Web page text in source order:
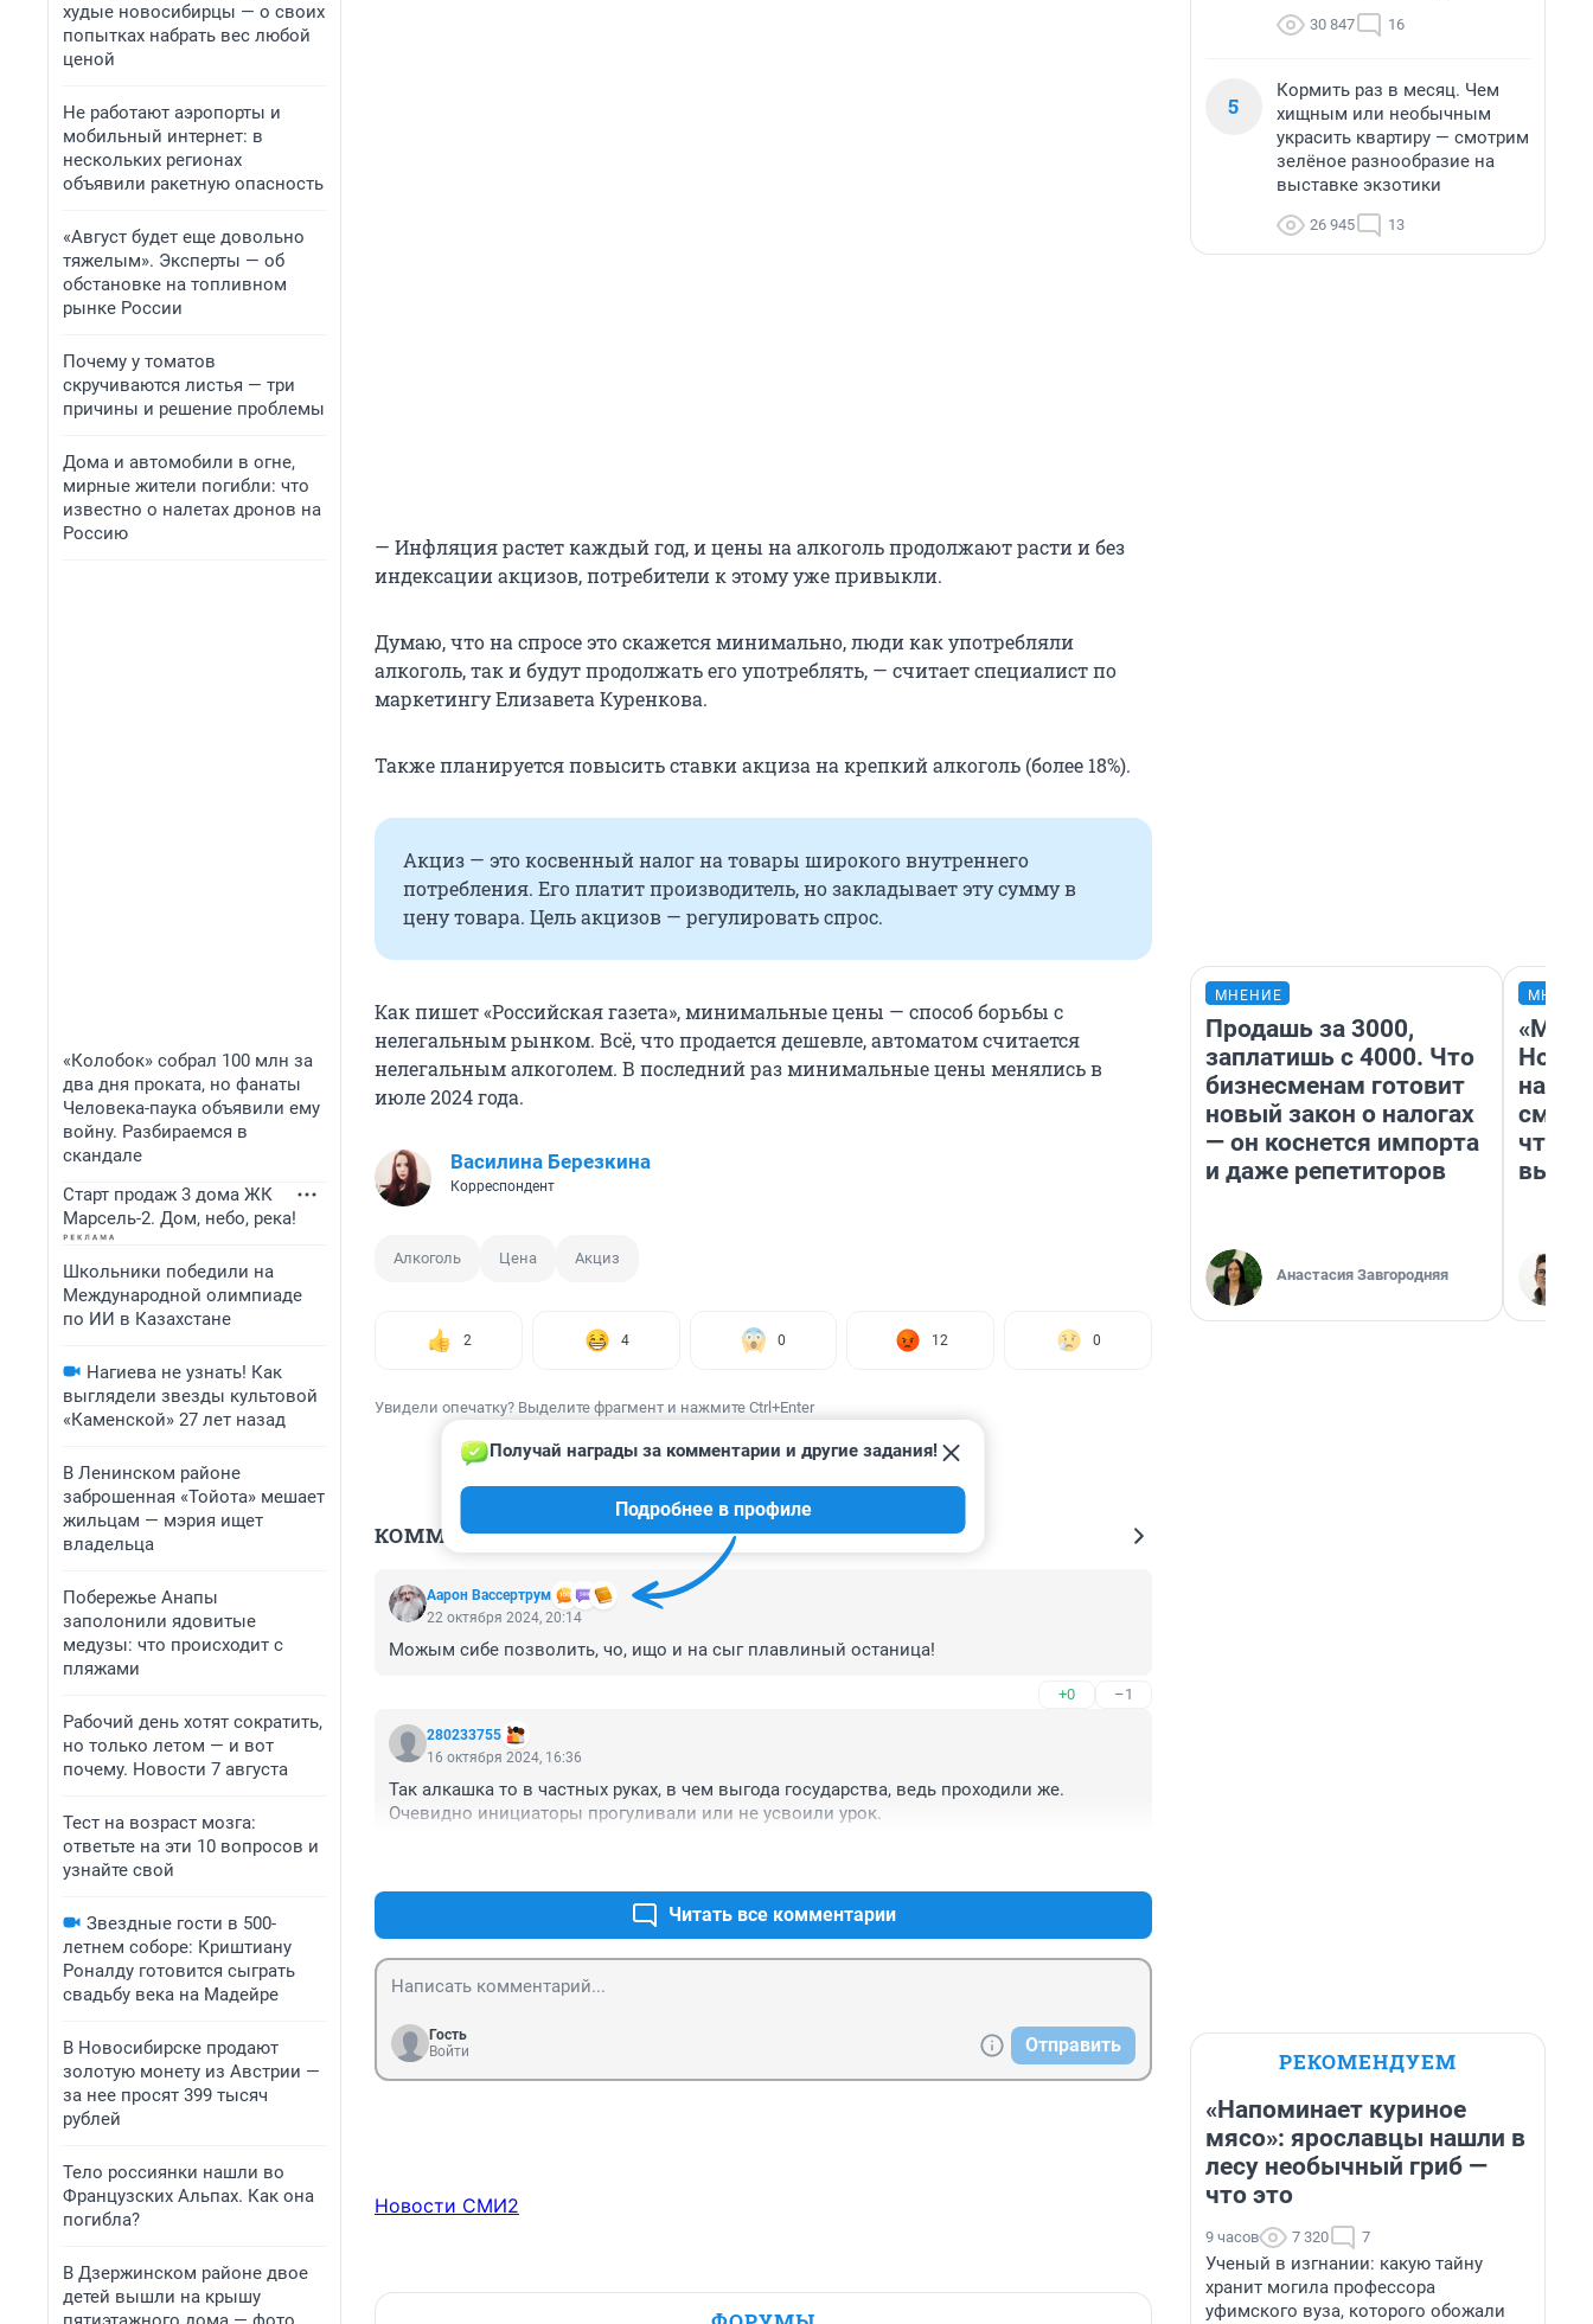
худые новосибирцы — о своих
попытках набрать вес любой
ценой
Не работают аэропорты и
мобильный интернет: в
нескольких регионах
объявили ракетную опасность
«Август будет еще довольно
тяжелым». Эксперты — об
обстановке на топливном
рынке России
Почему у томатов
скручиваются листья — три
причины и решение проблемы
Дома и автомобили в огне,
мирные жители погибли: что
известно о налетах дронов на
Россию
«Колобок» собрал 100 млн за
два дня проката, но фанаты
Человека-паука объявили ему
войну. Разбираемся в
скандале
Старт продаж 3 дома ЖК
Марсель-2. Дом, небо, река!
Школьники победили на
Международной олимпиаде
по ИИ в Казахстане
Нагиева не узнать! Как
выглядели звезды культовой
«Каменской» 27 лет назад
В Ленинском районе
заброшенная «Тойота» мешает
жильцам — мэрия ищет
владельца
Побережье Анапы
заполонили ядовитые
медузы: что происходит с
пляжами
Рабочий день хотят сократить,
но только летом — и вот
почему. Новости 7 августа
Тест на возраст мозга:
ответьте на эти 10 вопросов и
узнайте свой
Звездные гости в 500-
летнем соборе: Криштиану
Роналду готовится сыграть
свадьбу века на Мадейре
В Новосибирске продают
золотую монету из Австрии —
за нее просят 399 тысяч
рублей
Тело россиянки нашли во
Французских Альпах. Как она
погибла?
В Дзержинском районе двое
детей вышли на крышу
— Инфляция растет каждый год, и цены на алкоголь продолжают расти и без
индексации акцизов, потребители к этому уже привыкли.
Думаю, что на спросе это скажется минимально, люди как употребляли
алкоголь, так и будут продолжать его употреблять, — считает специалист по
маркетингу Елизавета Куренкова.
Также планируется повысить ставки акциза на крепкий алкоголь (более 18%).
Акциз — это косвенный налог на товары широкого внутреннего
потребления. Его платит производитель, но закладывает эту сумму в
цену товара. Цель акцизов — регулировать спрос.
Как пишет «Российская газета», минимальные цены — способ борьбы с
нелегальным рынком. Всё, что продается дешевле, автоматом считается
нелегальным алкоголем. В последний раз минимальные цены менялись в
июле 2024 года.
Василина Березкина
Корреспондент
Алкоголь Цена Акциз
2 4 0 12 0
Увидели опечатку? Выделите фрагмент и нажмите Ctrl+Enter
КОММЕНТАРИИ 73
Аарон Вассертрум
Получай награды за комментарии и другие задания!
Подробнее в профиле
22 октября 2024, 20:14
Можым сибе позволить, чо, ищо и на сыг плавлиный останица!
+0 –1
280233755
16 октября 2024, 16:36
Так алкашка то в частных руках, в чем выгода государства, ведь проходили же.
Очевидно инициаторы прогуливали или не усвоили урок.
Читать все комментарии
Гость
Войти
Отправить
Новости СМИ2
30 847 16
5
Кормить раз в месяц. Чем
хищным или необычным
украсить квартиру — смотрим
зелёное разнообразие на
выставке экзотики
26 945 13
МНЕНИЕ
Продашь за 3000,
заплатишь с 4000. Что
бизнесменам готовит
новый закон о налогах
— он коснется импорта
и даже репетиторов
Анастасия Завгородняя
«Мы
РЕКОМЕНДУЕМ
«Напоминает куриное
мясо»: ярославцы нашли в
лесу необычный гриб —
что это
9 часов 7 320 7
Ученый в изгнании: какую тайну
хранит могила профессора
уфимского вуза, которого обожали